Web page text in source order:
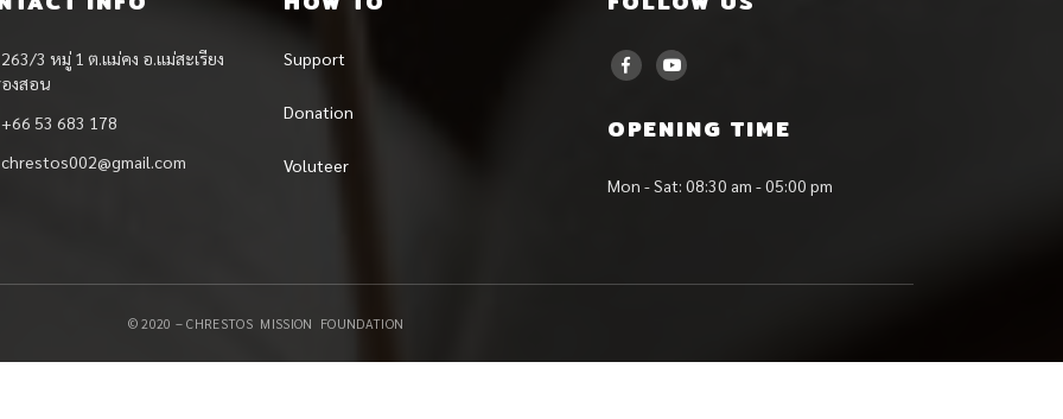
263/3 หมู่ 1 ต.แม่คง อ.แม่สะเรียง
งสอน
+66 53 683 178
chrestos002@gmail.com
Support
Donation
Voluteer
OPENING TIME
Mon - Sat: 08:30 am - 05:00 pm
© 2020 – CHRESTOS MISSION FOUNDATION